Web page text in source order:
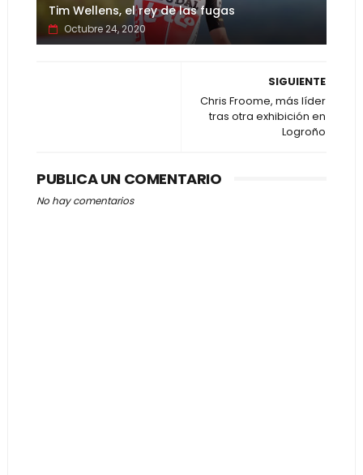
Tim Wellens, el rey de las fugas
Octubre 24, 2020
SIGUIENTE
Chris Froome, más líder
tras otra exhibición en
Logroño
PUBLICA UN COMENTARIO
No hay comentarios